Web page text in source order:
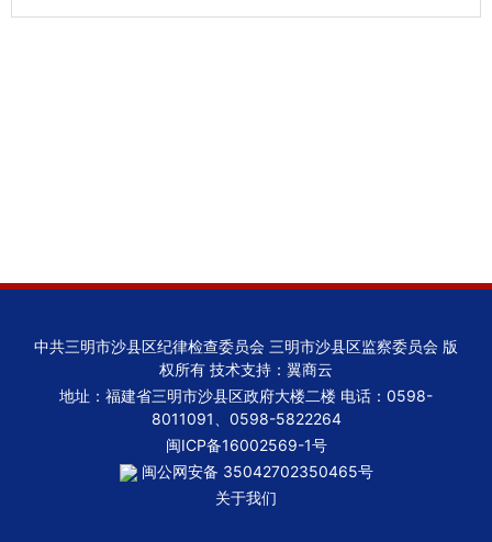
中共三明市沙县区纪律检查委员会 三明市沙县区监察委员会 版
权所有 技术支持：翼商云
地址：福建省三明市沙县区政府大楼二楼 电话：0598-
8011091、0598-5822264
闽ICP备16002569-1号
闽公网安备 35042702350465号
关于我们